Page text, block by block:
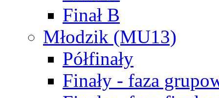
Finał B
Młodzik (MU13)
Półfinały
Finały - faza